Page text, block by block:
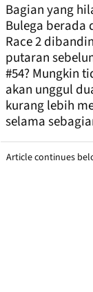
Bagian yang
Bulega berada
Race 2
putaran
#54? Mungkin
akan unggul
kurang lebih
selama
Article continues